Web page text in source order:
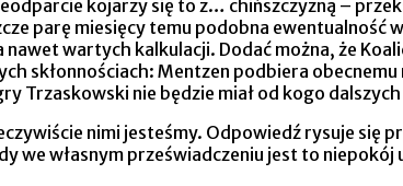
kojarzy się to z… chińszczyzną –
parę miesięcy temu podobna ewentualność
wartych kalkulacji. Dodać można, że
skłonnościach: Mentzen podbiera
Trzaskowski nie będzie miał od kogo
nimi jesteśmy. Odpowiedź rysuje się
we własnym przeświadczeniu jest to niepokój